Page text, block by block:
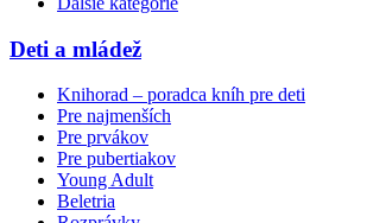
Deti a mládež
Knihorad – poradca kníh pre deti
Pre najmenších
Pre prvákov
Pre pubertiakov
Young Adult
Beletria